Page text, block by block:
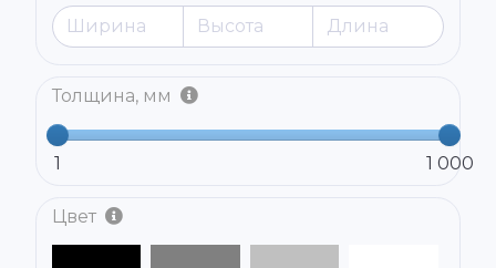
Толщина, мм
1 1 000
Цвет